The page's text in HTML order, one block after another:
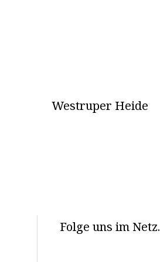
Westruper Heide
Folge uns im Netz.